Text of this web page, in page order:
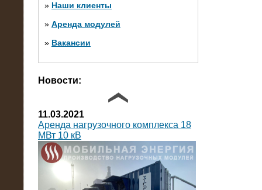
» Наши клиенты
» Аренда модулей
» Вакансии
Новости:
11.03.2021
Аренда нагрузочного комплекса 18
МВт 10 кВ